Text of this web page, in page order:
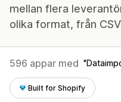
mellan flera
olika format, från
596 appar med
Built for Shopify